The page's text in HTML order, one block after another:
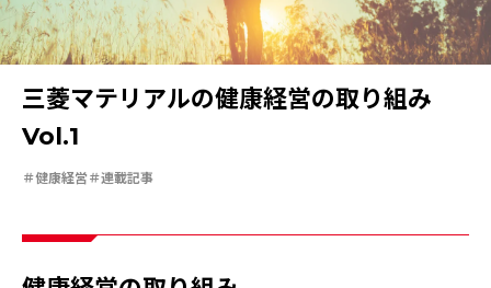
特集：可能性の素材「タングステン」を世界へ
健康経営
特集：世界のものづくりの力になる
価値観
森とマテリアル
特集：地熱発電への挑戦
社会をつくる素材の力
MYSTORY
特集：カーボンニュートラルに挑む
特集：進化する銅
電気鉛
三菱マテリアルのある街を訪ねて
特集：金属と社会を、クリーンにつくり出す
特集：限りある金属資源を、未来につなぐ。
Refined lead
カーボンニュートラル
Electrolytic copper
三菱マテリアルの健康経営の取り組み
Vol.1
健康経営 連載記事